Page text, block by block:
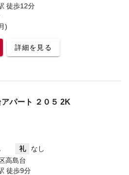
徒歩12分
)
詳細を見る
パート ２０５ 2K
礼
なし
高島台
徒歩9分